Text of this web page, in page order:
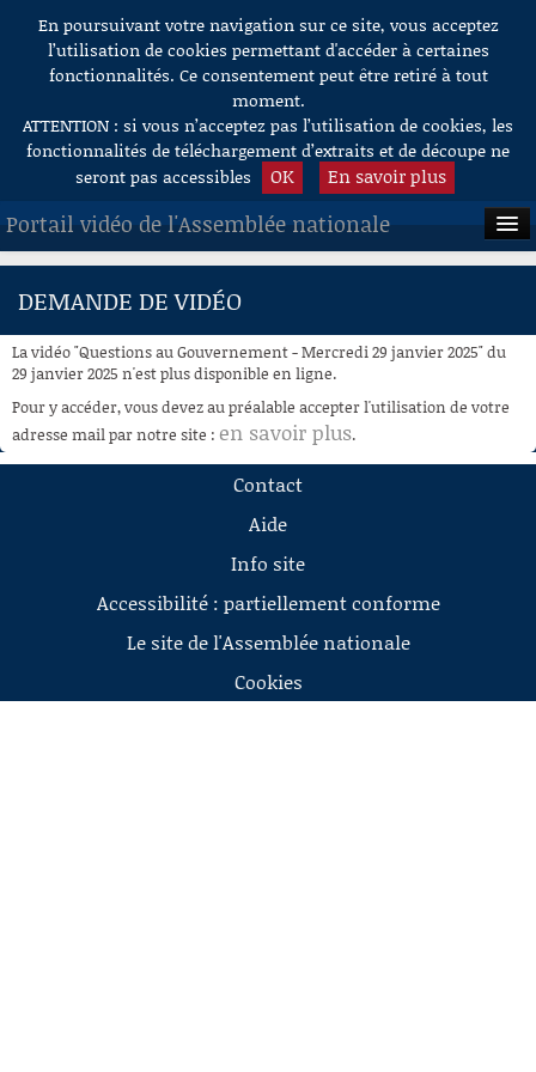
Aller au contenu
En poursuivant votre navigation sur ce site, vous acceptez
l’utilisation de cookies permettant d'accéder à certaines
fonctionnalités. Ce consentement peut être retiré à tout
moment.
ATTENTION : si vous n’acceptez pas l’utilisation de cookies, les
fonctionnalités de téléchargement d’extraits et de découpe ne
seront pas accessibles
OK En savoir plus
Portail vidéo de l'Assemblée nationale
ACCUEIL
À LA DEMANDE
RECHERCHE
AIDE À LA DÉCOUPE
DEMANDE DE VIDÉO
La vidéo "Questions au Gouvernement - Mercredi 29 janvier 2025" du
29 janvier 2025 n'est plus disponible en ligne.
Pour y accéder, vous devez au préalable accepter l'utilisation de votre
adresse mail par notre site : en savoir plus.
Contact
Aide
Info site
Accessibilité : partiellement conforme
Le site de l'Assemblée nationale
Cookies